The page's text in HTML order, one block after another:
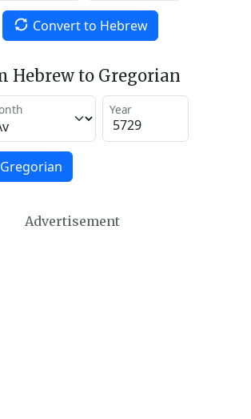
Convert to Hebrew
Hebrew to Gregorian
Year
Advertisement